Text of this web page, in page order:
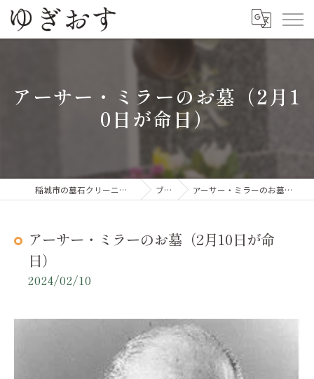
アーサー・ミラーのお墓（2月1
0日が命日）
稲城市の墓石クリーニングならゆぎおす ブログ アーサー・ミラーのお墓（2月10日が命日）
アーサー・ミラーのお墓（2月10日が命
日）
2024/02/10